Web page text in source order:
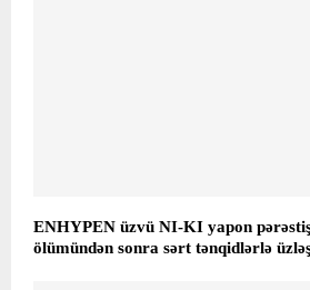
ENHYPEN üzvü NI-KI yapon
ölümündən sonra sərt tənqidlərlə